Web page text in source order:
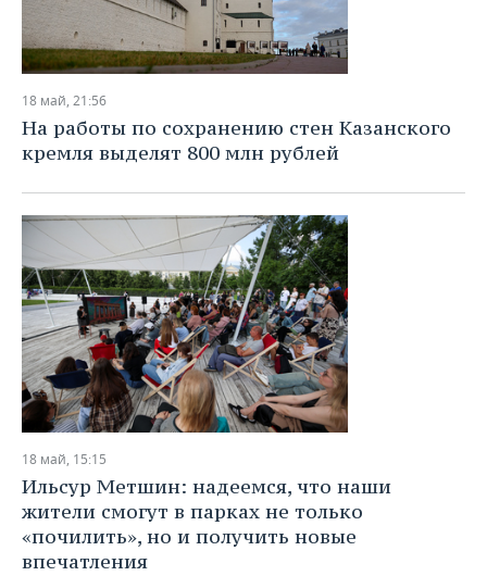
18 май, 21:56
На работы по сохранению стен Казанского
кремля выделят 800 млн рублей
18 май, 15:15
Ильсур Метшин: надеемся, что наши
жители смогут в парках не только
«почилить», но и получить новые
впечатления